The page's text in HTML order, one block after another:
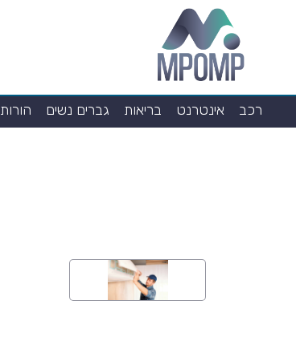
רכב אינטרנט בריאות גברים נשים הורות